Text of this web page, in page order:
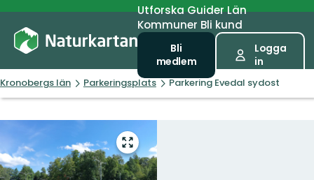
UtforskaGuiderLän
Kommuner Bli kund
Bli
medlem
Logga
in
Kronobergs län Parkeringsplats Parkering Evedal sydost
Gå
till
helskärmsläge